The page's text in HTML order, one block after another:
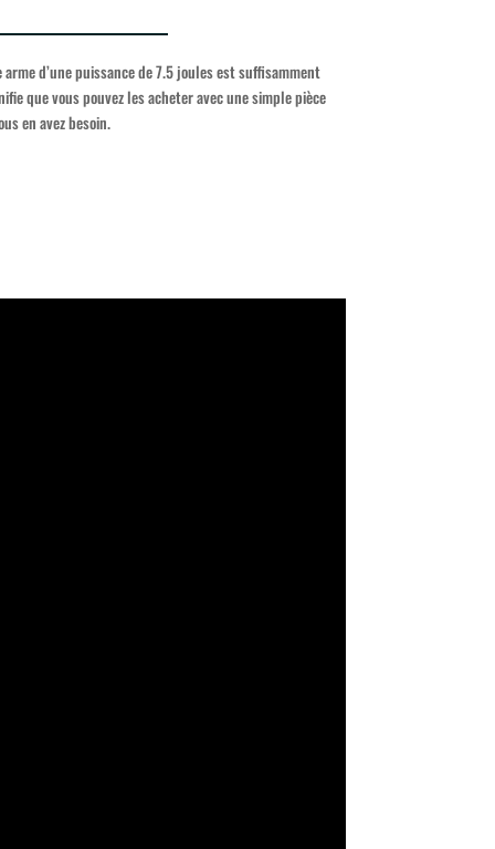
d’une puissance de 7.5 joules est suffisamment
que vous pouvez les acheter avec une simple pièce
en avez besoin.